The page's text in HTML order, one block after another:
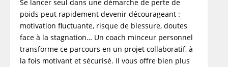
Se lancer seul dans une démarche de perte de
poids peut rapidement devenir décourageant :
motivation fluctuante, risque de blessure, doutes
face à la stagnation… Un coach minceur personnel
transforme ce parcours en un projet collaboratif, à
la fois motivant et sécurisé. Il vous offre bien plus